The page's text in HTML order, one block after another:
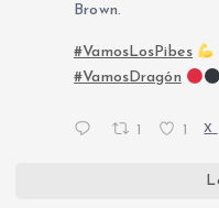
Brown.
#VamosLosPibes
#VamosDragón
1 1 X